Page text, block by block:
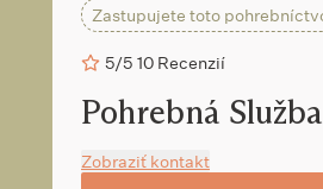
Zastupujete toto
5/5 10 Recenzií
Pohrebná
Zobraziť kontakt